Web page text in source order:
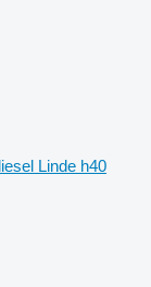
Linde h40